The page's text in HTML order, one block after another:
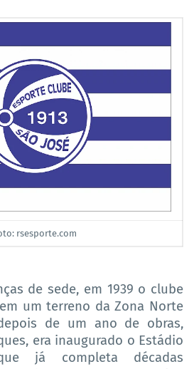
rsesporte.com
de sede, em 1939 o clube
um terreno da Zona Norte
de um ano de obras,
era inaugurado o Estádio
já completa décadas